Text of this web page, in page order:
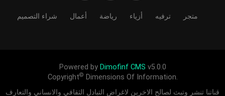
متجر ترفيه أزياء رياضة أعمال شراء التصميم
Powered by Dimofinf CMS v5.0.0
Copyright© Dimensions Of Information.
قناتنا تنشر وتبث لصالح الاخرين لاغراض التبادل الثقافي والانساني والتعارف